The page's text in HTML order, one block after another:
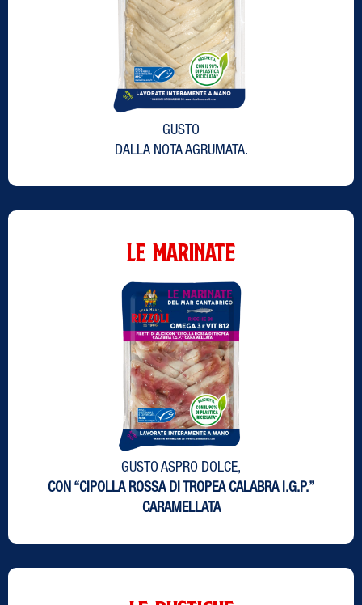
GUSTO
DALLA NOTA AGRUMATA.
LE MARINATE
GUSTO ASPRO DOLCE,
CON “CIPOLLA ROSSA DI TROPEA CALABRA I.G.P.”
CARAMELLATA